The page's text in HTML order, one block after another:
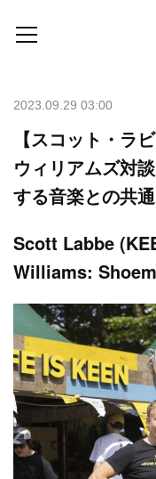
2023.09.29 03:00
【スコット・ラ
ウィリアムズ対
する音楽との共通
Scott Labbe
Williams: